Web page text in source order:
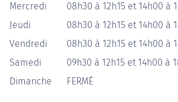
Mercredi
08h30 à 12h15 et 14h00 à
Jeudi
08h30 à 12h15 et 14h00 à
Vendredi
08h30 à 12h15 et 14h00 à
Samedi
09h30 à 12h15 et 14h00 à
Dimanche
FERMÉ